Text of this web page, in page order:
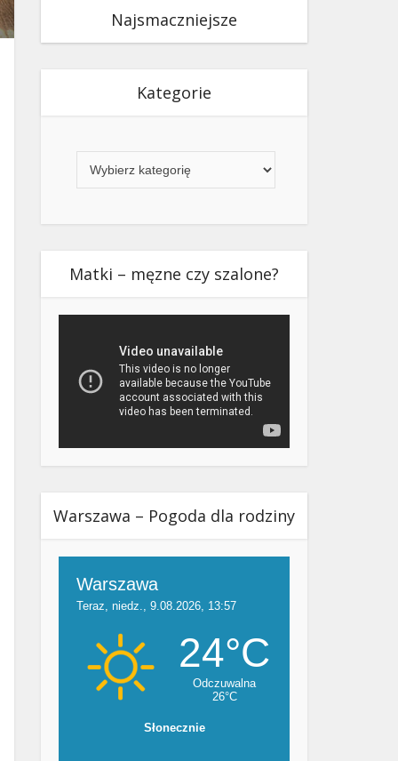
Najsmaczniejsze
Kategorie
Matki – męzne czy szalone?
Warszawa – Pogoda dla rodziny